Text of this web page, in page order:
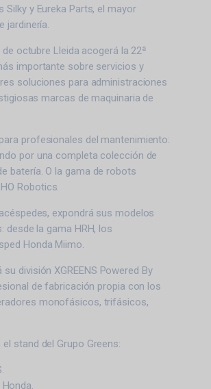
y Eureka Parts, el mayor
jardinería.
octubre Lleida acogerá la 22ª
importante sobre servicios y
soluciones para administraciones
marcas de maquinaria de
profesionales del mantenimiento:
por una completa colección de
batería. O la gama de robots
Robotics.
expondrá sus modelos
la gama HRH, los
Honda Miimo.
división XGREENS Powered By
de fabricación propia con los
monofásicos, trifásicos,
stand del Grupo Greens: